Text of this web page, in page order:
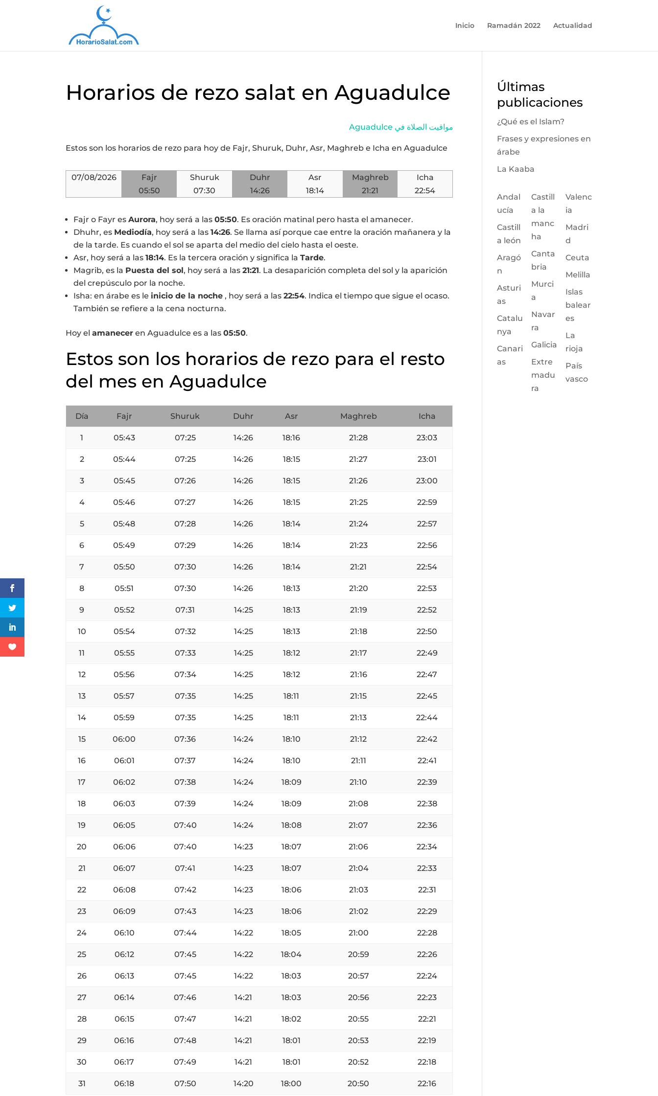
Inicio Ramadán 2022 Actualidad
Horarios de rezo salat en Aguadulce
Aguadulce مواقيت الصلاة في
Estos son los horarios de rezo para hoy de Fajr, Shuruk, Duhr, Asr, Maghreb e Icha en Aguadulce
07/08/2026
Fajr
05:50
Shuruk
07:30
Duhr
14:26
Asr
18:14
Maghreb
21:21
Icha
22:54
Fajr o Fayr esAurora, hoy será a las05:50. Es oración matinal pero hasta el amanecer.
Dhuhr, es Mediodía, hoy será a las14:26. Se llama así porque cae entre la oración mañanera y la
de la tarde. Es cuando el sol se aparta del medio del cielo hasta el oeste.
Asr, hoy será a las18:14. Es la tercera oración y significa laTarde.
Magrib, es la Puesta del sol, hoy será a las21:21. La desaparición completa del sol y la aparición
del crepúsculo por la noche.
Isha: en árabe es le inicio de la noche , hoy será a las22:54. Indica el tiempo que sigue el ocaso.
También se refiere a la cena nocturna.
Hoy elamanecer en Aguadulce es a las05:50.
Estos son los horarios de rezo para el resto
del mes en Aguadulce
Día Fajr Shuruk Duhr Asr Maghreb Icha
1 05:43 07:25 14:26 18:16 21:28 23:03
2 05:44 07:25 14:26 18:15 21:27 23:01
3 05:45 07:26 14:26 18:15 21:26 23:00
4 05:46 07:27 14:26 18:15 21:25 22:59
5 05:48 07:28 14:26 18:14 21:24 22:57
6 05:49 07:29 14:26 18:14 21:23 22:56
7 05:50 07:30 14:26 18:14 21:21 22:54
8 05:51 07:30 14:26 18:13 21:20 22:53
9 05:52 07:31 14:25 18:13 21:19 22:52
10 05:54 07:32 14:25 18:13 21:18 22:50
11 05:55 07:33 14:25 18:12 21:17 22:49
12 05:56 07:34 14:25 18:12 21:16 22:47
13 05:57 07:35 14:25 18:11 21:15 22:45
14 05:59 07:35 14:25 18:11 21:13 22:44
15 06:00 07:36 14:24 18:10 21:12 22:42
16 06:01 07:37 14:24 18:10 21:11 22:41
17 06:02 07:38 14:24 18:09 21:10 22:39
18 06:03 07:39 14:24 18:09 21:08 22:38
19 06:05 07:40 14:24 18:08 21:07 22:36
20 06:06 07:40 14:23 18:07 21:06 22:34
21 06:07 07:41 14:23 18:07 21:04 22:33
22 06:08 07:42 14:23 18:06 21:03 22:31
23 06:09 07:43 14:23 18:06 21:02 22:29
24 06:10 07:44 14:22 18:05 21:00 22:28
25 06:12 07:45 14:22 18:04 20:59 22:26
26 06:13 07:45 14:22 18:03 20:57 22:24
27 06:14 07:46 14:21 18:03 20:56 22:23
28 06:15 07:47 14:21 18:02 20:55 22:21
29 06:16 07:48 14:21 18:01 20:53 22:19
30 06:17 07:49 14:21 18:01 20:52 22:18
31 06:18 07:50 14:20 18:00 20:50 22:16
Últimas
publicaciones
¿Qué es el Islam?
Frases y expresiones en
árabe
La Kaaba
Andal
ucía
Castill
a león
Aragó
n
Asturi
as
Catalu
nya
Canari
as
Castill
a la
manc
ha
Canta
bria
Murci
a
Navar
ra
Galicia
Extre
madu
ra
Valenc
ia
Madri
d
Ceuta
Melilla
Islas
balear
es
La
rioja
País
vasco